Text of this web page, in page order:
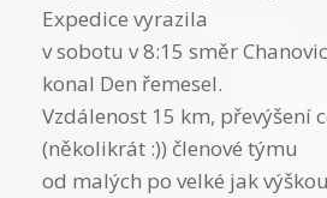
Expedice vyrazila
v sobotu v 8:15 směr
konal Den řemesel.
Vzdálenost 15 km, převýšení
(několikrát :)) členové týmu
od malých po velké jak